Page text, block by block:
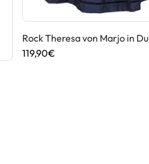
Rock Theresa von Marjo in
119,90€